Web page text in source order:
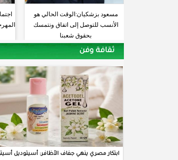
مسعود بزشكيان:الوقت الحالي هو
الأنسب للتوصل إلى اتفاق ونتمسك
بحقوق شعبنا
ثقافة وفن
ابتكار مصري ينهي جفاف الأظافر: أسيتوديل